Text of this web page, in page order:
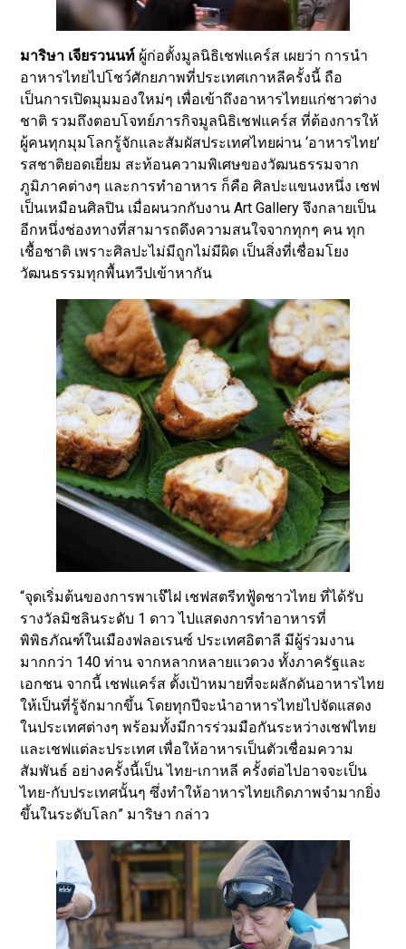
มาริษา เจียรวนนท์ ผู้ก่อตั้งมูลนิธิเชฟแคร์ส เผยว่า การนำ
อาหารไทยไปโชว์ศักยภาพที่ประเทศเกาหลีครั้งนี้ ถือ
เป็นการเปิดมุมมองใหม่ๆ เพื่อเข้าถึงอาหารไทยแก่ชาวต่าง
ชาติ รวมถึงตอบโจทย์ภารกิจมูลนิธิเชฟแคร์ส ที่ต้องการให้
ผู้คนทุกมุมโลกรู้จักและสัมผัสประเทศไทยผ่าน ‘อาหารไทย’
รสชาติยอดเยี่ยม สะท้อนความพิเศษของวัฒนธรรมจาก
ภูมิภาคต่างๆ และการทำอาหาร ก็คือ ศิลปะแขนงหนึ่ง เชฟ
เป็นเหมือนศิลปิน เมื่อผนวกกับงาน Art Gallery จึงกลายเป็น
อีกหนึ่งช่องทางที่สามารถดึงความสนใจจากทุกๆ คน ทุก
เชื้อชาติ เพราะศิลปะไม่มีถูกไม่มีผิด เป็นสิ่งที่เชื่อมโยง
วัฒนธรรมทุกพื้นทวีปเข้าหากัน
“จุดเริ่มต้นของการพาเจ๊ไฝ เชฟสตรีทฟู้ดชาวไทย ที่ได้รับ
รางวัลมิชลินระดับ 1 ดาว ไปแสดงการทำอาหารที่
พิพิธภัณฑ์ในเมืองฟลอเรนซ์ ประเทศอิตาลี มีผู้ร่วมงาน
มากกว่า 140 ท่าน จากหลากหลายแวดวง ทั้งภาครัฐและ
เอกชน จากนี้ เชฟแคร์ส ตั้งเป้าหมายที่จะผลักดันอาหารไทย
ให้เป็นที่รู้จักมากขึ้น โดยทุกปีจะนำอาหารไทยไปจัดแสดง
ในประเทศต่างๆ พร้อมทั้งมีการร่วมมือกันระหว่างเชฟไทย
และเชฟแต่ละประเทศ เพื่อให้อาหารเป็นตัวเชื่อมความ
สัมพันธ์ อย่างครั้งนี้เป็น ไทย-เกาหลี ครั้งต่อไปอาจจะเป็น
ไทย-กับประเทศนั้นๆ ซึ่งทำให้อาหารไทยเกิดภาพจำมากยิ่ง
ขึ้นในระดับโลก” มาริษา กล่าว